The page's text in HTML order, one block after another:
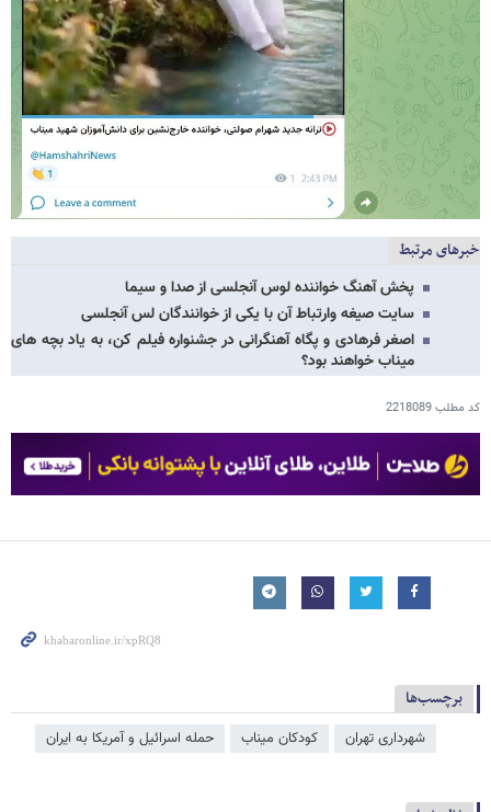
خبرهای مرتبط
پخش آهنگ خواننده لوس آنجلسی از صدا و سیما
سایت صیغه وارتباط آن با یکی از خوانندگان لس آنجلسی
اصغر فرهادی و پگاه آهنگرانی در جشنواره فیلم کن، به یاد بچه های
میناب خواهند بود؟
کد مطلب2218089
برچسب‌ها
شهرداری تهران کودکان میناب حمله اسرائیل و آمریکا به ایران